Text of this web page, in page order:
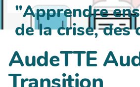
"Apprendre
de la crise, des
AudeTTE